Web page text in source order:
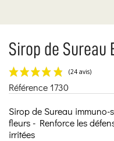
Sirop de Sureau
(24 avis)
Référence1730
Sirop de Sureau
fleurs - Renforce les
irritées